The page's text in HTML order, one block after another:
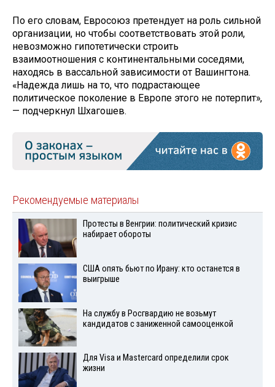
По его словам, Евросоюз претендует на роль сильной
организации, но чтобы соответствовать этой роли,
невозможно гипотетически строить
взаимоотношения с континентальными соседями,
находясь в вассальной зависимости от Вашингтона.
«Надежда лишь на то, что подрастающее
политическое поколение в Европе этого не потерпит»,
— подчеркнул Шхагошев.
Рекомендуемые материалы
Протесты в Венгрии: политический кризис
набирает обороты
США опять бьют по Ирану: кто останется в
выигрыше
На службу в Росгвардию не возьмут
кандидатов с заниженной самооценкой
Для Visа и Mastercard определили срок
жизни